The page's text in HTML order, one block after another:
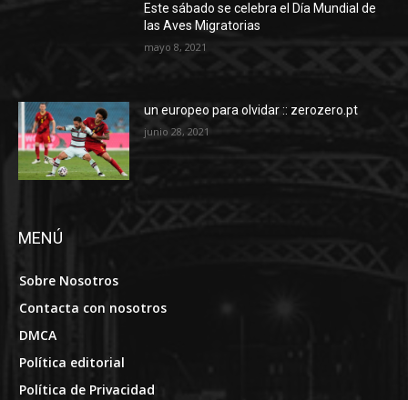
Este sábado se celebra el Día Mundial de
las Aves Migratorias
mayo 8, 2021
un europeo para olvidar :: zerozero.pt
junio 28, 2021
MENÚ
Sobre Nosotros
Contacta con nosotros
DMCA
Política editorial
Política de Privacidad